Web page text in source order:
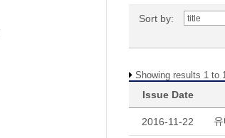
Sort by:
Showing results 1 to
Issue Date
2016-11-22